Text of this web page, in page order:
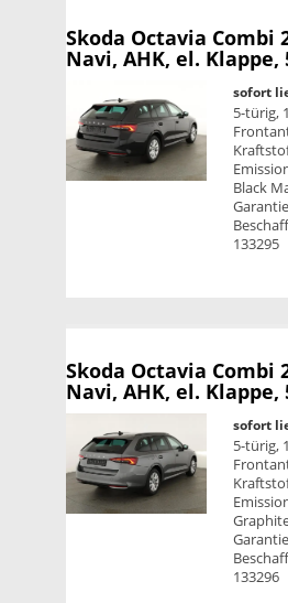
Skoda Octavia Combi
Navi, AHK, el. Klappe,
sofort
5-türig,
Black
133295
Skoda Octavia Combi
Navi, AHK, el. Klappe,
sofort
5-türig,
133296